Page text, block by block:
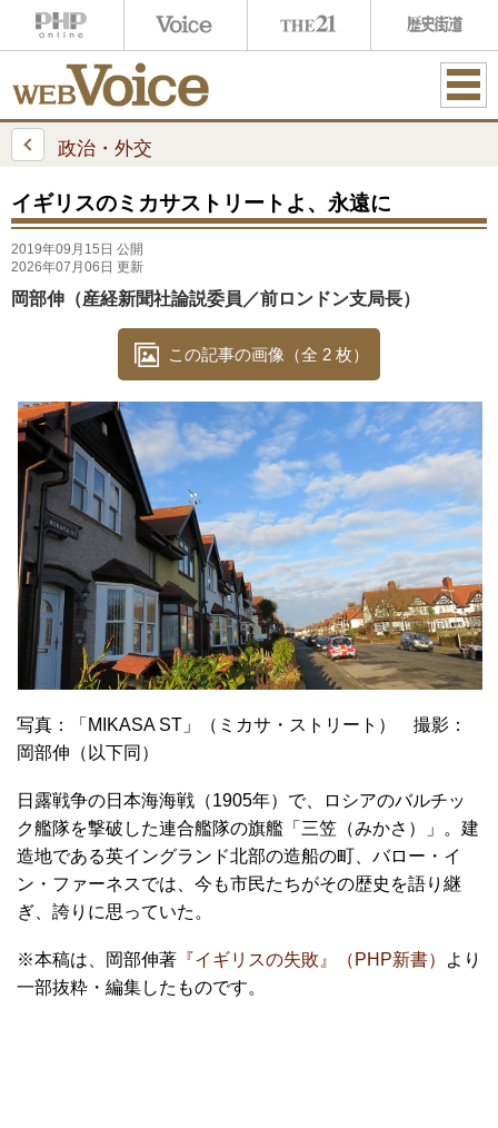
ME
政治・外交
イギリスのミカサストリートよ、永遠に
2019年09月15日 公開
2026年07月06日 更新
岡部伸（産経新聞社論説委員／前ロンドン支局長）
この記事の画像（全 2 枚）
写真：「MIKASA ST」（ミカサ・ストリート） 撮影：
岡部伸（以下同）
日露戦争の日本海海戦（1905年）で、ロシアのバルチッ
ク艦隊を撃破した連合艦隊の旗艦「三笠（みかさ）」。建
造地である英イングランド北部の造船の町、バロー・イ
ン・ファーネスでは、今も市民たちがその歴史を語り継
ぎ、誇りに思っていた。
※本稿は、岡部伸著 『イギリスの失敗』（PHP新書）
より
一部抜粋・編集したものです。